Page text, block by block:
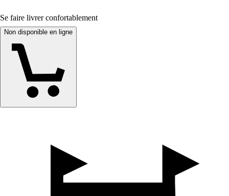
Se faire livrer confortablement
Non disponible en ligne